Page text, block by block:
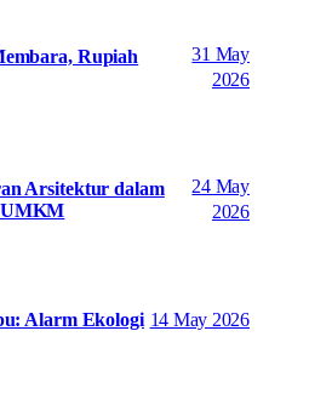
Rupiah
31 May
2026
Arsitektur dalam
UMKM
24 May
2026
Alarm Ekologi 14 May 2026